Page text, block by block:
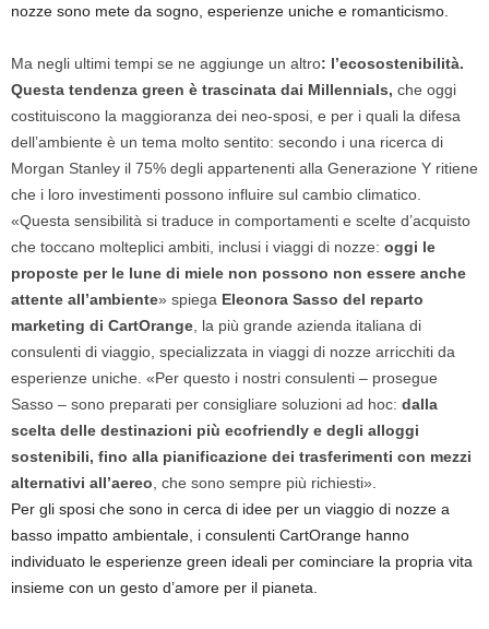
nozze sono mete da sogno, esperienze uniche e romanticismo.
Ma negli ultimi tempi se ne aggiunge un altro: l’ecosostenibilità.
Questa tendenza green è trascinata dai Millennials, che oggi
costituiscono la maggioranza dei neo-sposi, e per i quali la difesa
dell’ambiente è un tema molto sentito: secondo i una ricerca di
Morgan Stanley il 75% degli appartenenti alla Generazione Y ritiene
che i loro investimenti possono influire sul cambio climatico.
«Questa sensibilità si traduce in comportamenti e scelte d’acquisto
che toccano molteplici ambiti, inclusi i viaggi di nozze: oggi le
proposte per le lune di miele non possono non essere anche
attente all’ambiente» spiega Eleonora Sasso del reparto
marketing di CartOrange , la più grande azienda italiana di
consulenti di viaggio, specializzata in viaggi di nozze arricchiti da
esperienze uniche. «Per questo i nostri consulenti – prosegue
Sasso – sono preparati per consigliare soluzioni ad hoc: dalla
scelta delle destinazioni più ecofriendly e degli alloggi
sostenibili, fino alla pianificazione dei trasferimenti con mezzi
alternativi all’aereo , che sono sempre più richiesti».
Per gli sposi che sono in cerca di idee per un viaggio di nozze a
basso impatto ambientale, i consulenti CartOrange hanno
individuato le esperienze green ideali per cominciare la propria vita
insieme con un gesto d’amore per il pianeta.